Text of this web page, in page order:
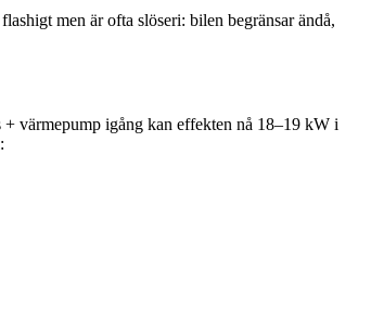
men är ofta slöseri: bilen begränsar ändå,
värmepump igång kan effekten nå 18–19 kW i